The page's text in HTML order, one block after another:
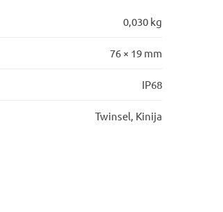
0,030 kg
76 × 19 mm
IP68
Twinsel, Kinija